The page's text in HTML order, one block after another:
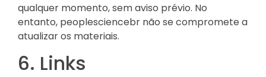
qualquer momento, sem aviso prévio. No
entanto, peoplesciencebr não se compromete a
atualizar os materiais.
6. Links